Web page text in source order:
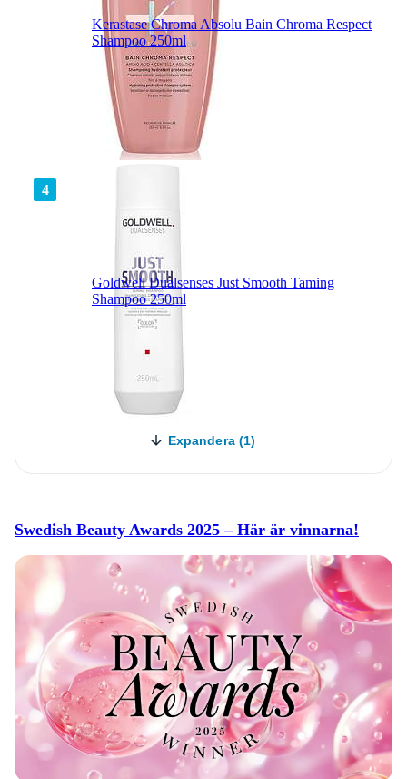
Kerastase Chroma Absolu Bain Chroma Respect
Shampoo 250ml
4
Goldwell Dualsenses Just Smooth Taming
Shampoo 250ml
Expandera (1)
Swedish Beauty Awards 2025 – Här är vinnarna!